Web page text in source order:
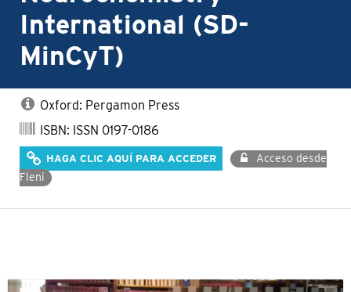
International (SD-
MinCyT)
Oxford: Pergamon Press
ISBN: ISSN 0197-0186
HAGA CLIC AQUÍ PARA ACCEDER
Acceso desde
Fleni